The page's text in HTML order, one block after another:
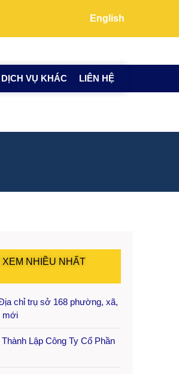
English
DỊCH VỤ KHÁC LIÊN HỆ
XEM NHIỀU NHẤT
chỉ trụ sở 168 phường, xã,
mới
Lập Công Ty Cổ Phần